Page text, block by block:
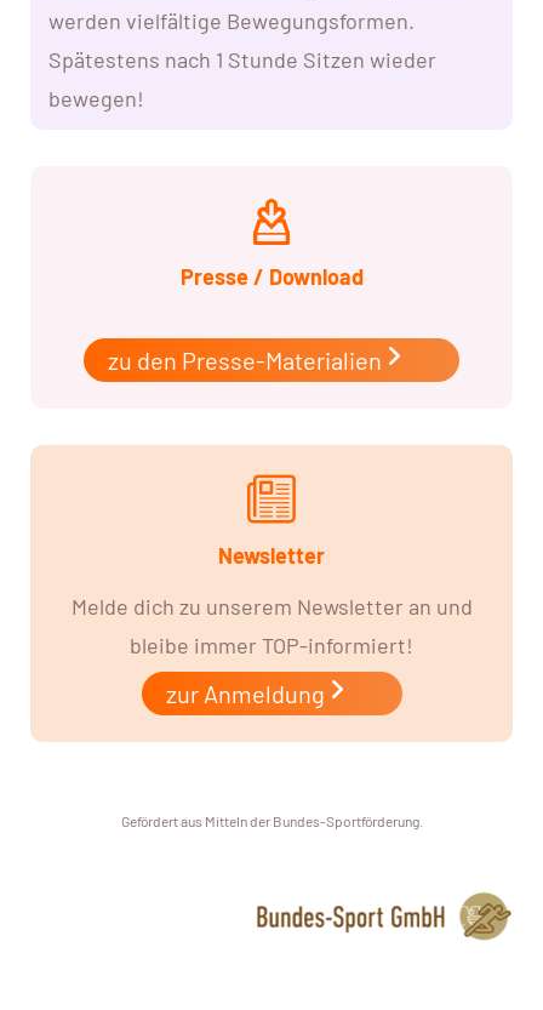
werden vielfältige Bewegungsformen.
Spätestens nach 1 Stunde Sitzen wieder
bewegen!
Presse / Download
zu den Presse-Materialien
Newsletter
Melde dich zu unserem Newsletter an und
bleibe immer TOP-informiert!
zur Anmeldung
Gefördert aus Mitteln der Bundes-Sportförderung.